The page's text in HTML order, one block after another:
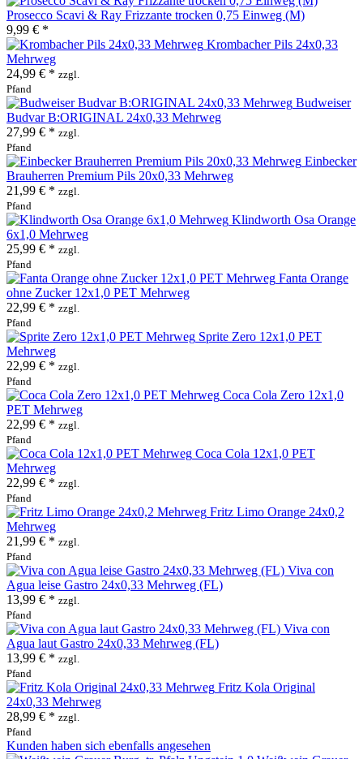
Prosecco Scavi & Ray Frizzante trocken 0,75 Einweg (M)
9,99 € *
Krombacher Pils 24x0,33
Mehrweg
24,99 € * zzgl.
Pfand
Budweiser
Budvar B:ORIGINAL 24x0,33 Mehrweg
27,99 € * zzgl.
Pfand
Einbecker
Brauherren Premium Pils 20x0,33 Mehrweg
21,99 € * zzgl.
Pfand
Klindworth Osa Orange
6x1,0 Mehrweg
25,99 € * zzgl.
Pfand
Fanta Orange
ohne Zucker 12x1,0 PET Mehrweg
22,99 € * zzgl.
Pfand
Sprite Zero 12x1,0 PET
Mehrweg
22,99 € * zzgl.
Pfand
Coca Cola Zero 12x1,0
PET Mehrweg
22,99 € * zzgl.
Pfand
Coca Cola 12x1,0 PET
Mehrweg
22,99 € * zzgl.
Pfand
Fritz Limo Orange 24x0,2
Mehrweg
21,99 € * zzgl.
Pfand
Viva con
Agua leise Gastro 24x0,33 Mehrweg (FL)
13,99 € * zzgl.
Pfand
Viva con
Agua laut Gastro 24x0,33 Mehrweg (FL)
13,99 € * zzgl.
Pfand
Fritz Kola Original
24x0,33 Mehrweg
28,99 € * zzgl.
Pfand
Kunden haben sich ebenfalls angesehen